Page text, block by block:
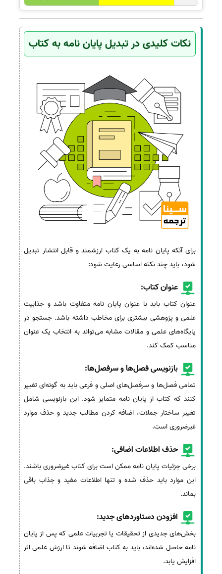
نکات کلیدی در تبدیل پایان نامه به کتاب
برای آنکه پایان نامه به یک کتاب ارزشمند و قابل انتشار تبدیل
شود، باید چند نکته اساسی رعایت شود:
عنوان کتاب:
عنوان کتاب باید با عنوان پایان نامه متفاوت باشد و جذابیت
علمی و پژوهشی بیشتری برای مخاطب داشته باشد. جستجو در
پایگاه‌های علمی و مقالات مشابه می‌تواند به انتخاب یک عنوان
مناسب کمک کند.
بازنویسی فصل‌ها و سرفصل‌ها:
تمامی فصل‌ها و سرفصل‌های اصلی و فرعی باید به گونه‌ای تغییر
کنند که کتاب از پایان نامه متمایز شود. این بازنویسی شامل
تغییر ساختار جملات، اضافه کردن مطالب جدید و حذف موارد
غیرضروری است.
حذف اطلاعات اضافی:
برخی جزئیات پایان نامه ممکن است برای کتاب غیرضروری باشند.
این موارد باید حذف شده و تنها اطلاعات مفید و جذاب باقی
بماند.
افزودن دستاوردهای جدید:
بخش‌های جدیدی از تحقیقات یا تجربیات علمی که پس از پایان
نامه حاصل شده‌اند، باید به کتاب اضافه شوند تا ارزش علمی اثر
افزایش یابد.